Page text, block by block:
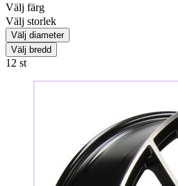
Välj färg
Välj storlek
Välj diameter
Välj bredd
12 st